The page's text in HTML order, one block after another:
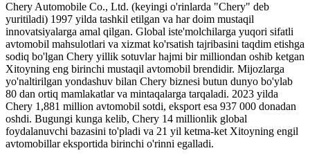
Chery Automobile Co., Ltd. (keyingi o'rinlarda "Chery" deb
yuritiladi) 1997 yilda tashkil etilgan va har doim mustaqil
innovatsiyalarga amal qilgan. Global iste'molchilarga yuqori sifatli
avtomobil mahsulotlari va xizmat ko'rsatish tajribasini taqdim etishga
sodiq bo'lgan Chery yillik sotuvlar hajmi bir milliondan oshib ketgan
Xitoyning eng birinchi mustaqil avtomobil brendidir. Mijozlarga
yo'naltirilgan yondashuv bilan Chery biznesi butun dunyo bo'ylab
80 dan ortiq mamlakatlar va mintaqalarga tarqaladi. 2023 yilda
Chery 1,881 million avtomobil sotdi, eksport esa 937 000 donadan
oshdi. Bugungi kunga kelib, Chery 14 millionlik global
foydalanuvchi bazasini to'pladi va 21 yil ketma-ket Xitoyning engil
avtomobillar eksportida birinchi o'rinni egalladi.